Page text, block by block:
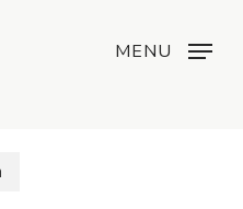
MENU